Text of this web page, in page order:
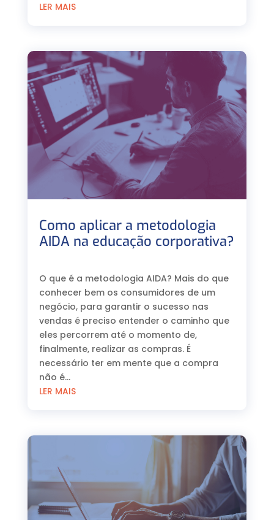
LER MAIS
Como aplicar a metodologia
AIDA na educação corporativa?
O que é a metodologia AIDA? Mais do que
conhecer bem os consumidores de um
negócio, para garantir o sucesso nas
vendas é preciso entender o caminho que
eles percorrem até o momento de,
finalmente, realizar as compras. É
necessário ter em mente que a compra
não é...
LER MAIS